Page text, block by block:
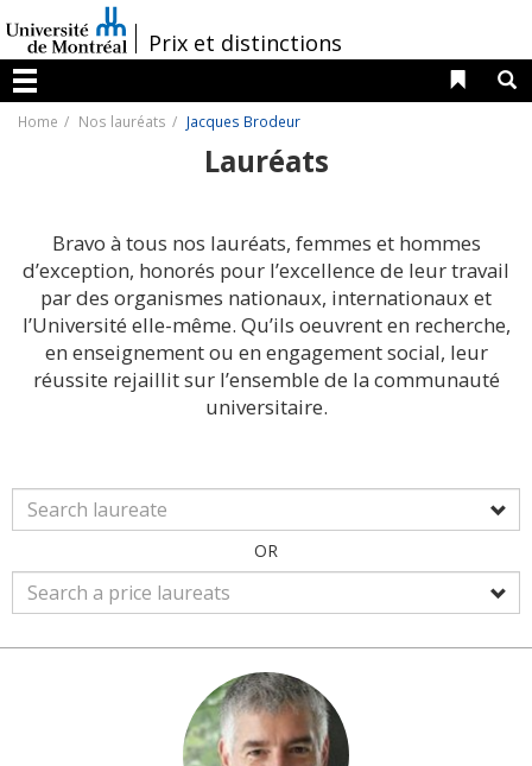
au
contenu
/Prix et distinctions
Menu
Liens
Home Nos lauréats Jacques Brodeur
Lauréats
Bravo à tous nos lauréats, femmes et hommes
d’exception, honorés pour l’excellence de leur travail
par des organismes nationaux, internationaux et
l’Université elle-même. Qu’ils oeuvrent en recherche,
en enseignement ou en engagement social, leur
réussite rejaillit sur l’ensemble de la communauté
universitaire.
OR